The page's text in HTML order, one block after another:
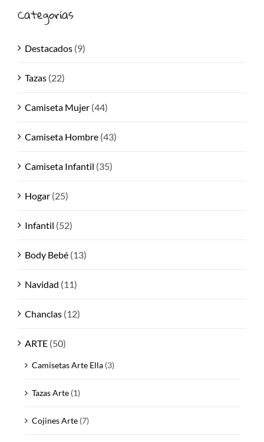
Categorías
Destacados (9)
Tazas (22)
Camiseta Mujer (44)
Camiseta Hombre (43)
Camiseta Infantil (35)
Hogar (25)
Infantil (52)
Body Bebé (13)
Navidad (11)
Chanclas (12)
ARTE (50)
Camisetas Arte Ella (3)
Tazas Arte (1)
Cojines Arte (7)